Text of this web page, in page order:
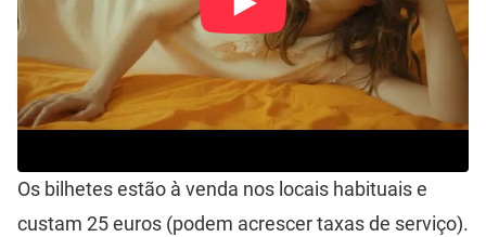
Os bilhetes estão à venda nos locais habituais e
custam 25 euros (podem acrescer taxas de serviço).